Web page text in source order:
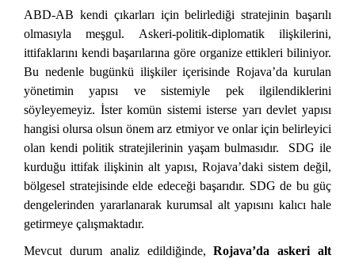
ABD-AB kendi çıkarları için belirlediği stratejinin başarılı
olmasıyla meşgul. Askeri-politik-diplomatik ilişkilerini,
ittifaklarını kendi başarılarına göre organize ettikleri biliniyor.
Bu nedenle bugünkü ilişkiler içerisinde Rojava’da kurulan
yönetimin yapısı ve sistemiyle pek ilgilendiklerini
söyleyemeyiz. İster komün sistemi isterse yarı devlet yapısı
hangisi olursa olsun önem arz etmiyor ve onlar için belirleyici
olan kendi politik stratejilerinin yaşam bulmasıdır. SDG ile
kurduğu ittifak ilişkinin alt yapısı, Rojava’daki sistem değil,
bölgesel stratejisinde elde edeceği başarıdır. SDG de bu güç
dengelerinden yararlanarak kurumsal alt yapısını kalıcı hale
getirmeye çalışmaktadır.
Mevcut durum analiz edildiğinde,Rojava’da askeri alt